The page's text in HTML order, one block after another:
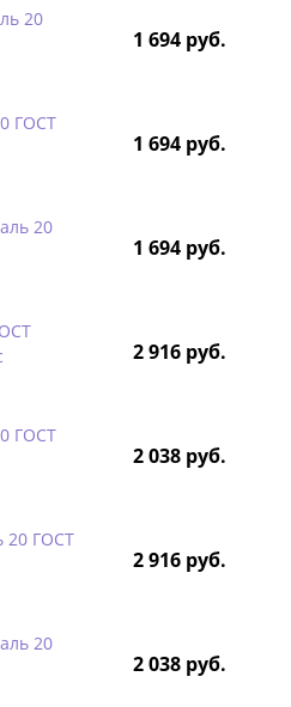
20
1 694 руб.
ГОСТ
1 694 руб.
20
1 694 руб.
2 916 руб.
ГОСТ
2 038 руб.
20 ГОСТ
2 916 руб.
20
2 038 руб.